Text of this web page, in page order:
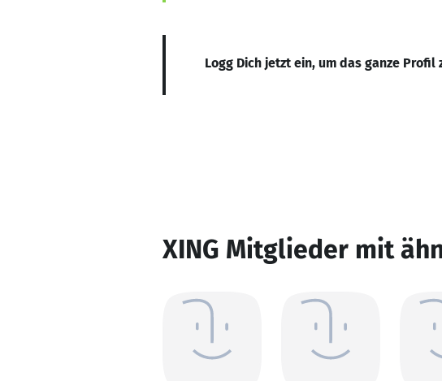
Logg Dich jetzt ein, um das ganze Profil
XING Mitglieder mit